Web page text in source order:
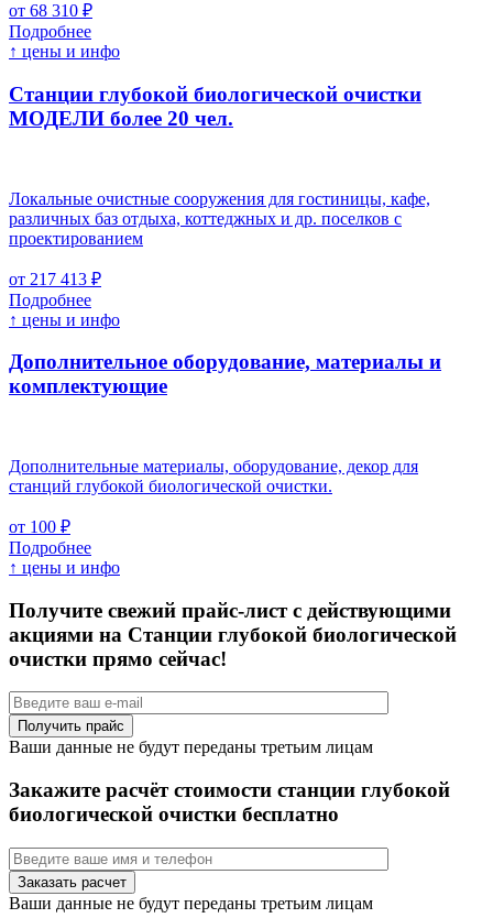
от 68 310 ₽
Подробнее
↑ цены и инфо
Станции глубокой биологической очистки
МОДЕЛИ более 20 чел.
Локальные очистные сооружения для гостиницы, кафе,
различных баз отдыха, коттеджных и др. поселков с
проектированием
от 217 413 ₽
Подробнее
↑ цены и инфо
Дополнительное оборудование, материалы и
комплектующие
Дополнительные материалы, оборудование, декор для
станций глубокой биологической очистки.
от 100 ₽
Подробнее
↑ цены и инфо
Получите свежий прайс-лист с действующими
акциями на Станции глубокой биологической
очистки прямо сейчас!
Ваши данные не будут переданы третьим лицам
Закажите расчёт стоимости станции глубокой
биологической очистки бесплатно
Ваши данные не будут переданы третьим лицам